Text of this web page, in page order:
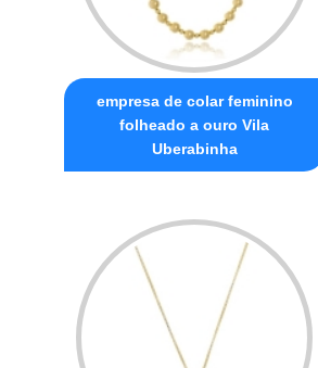
empresa de colar feminino
folheado a ouro Vila
Uberabinha